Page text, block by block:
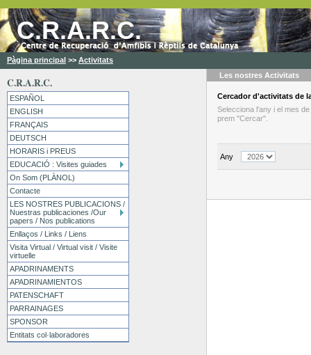
C.R.A.R.C.
Pàgina principal >> Activitats
C.R.A.R.C.
ESPAÑOL
ENGLISH
FRANÇAIS
DEUTSCH
HORARIS i PREUS
EDUCACIÓ : Visites guiades
On Som (PLÀNOL)
Contacte
LES NOSTRES PUBLICACIONS /
Nuestras publicaciones /Our
papers / Nos publications
Enllaços / Links / Liens
Visita Virtual / Virtual visit / Visite
virtuelle
APADRINAMENTS
APADRINAMIENTOS
PATENSCHAFT
PARRAINAGES
SPONSOR
Entitats col·laboradores
Les nostres Activitats
Cercadord'activitats de
Selecciona l'any i el mes
prem "Cercar".
Any